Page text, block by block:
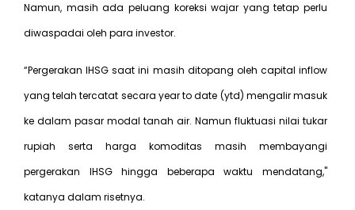
Namun, masih ada peluang koreksi wajar yang tetap perlu
diwaspadai oleh para investor.
“Pergerakan IHSG saat ini masih ditopang oleh capital inflow
yang telah tercatat secara year to date (ytd) mengalir masuk
ke dalam pasar modal tanah air. Namun fluktuasi nilai tukar
rupiah serta harga komoditas masih membayangi
pergerakan IHSG hingga beberapa waktu mendatang,"
katanya dalam risetnya.